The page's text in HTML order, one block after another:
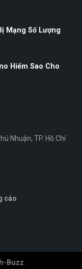
Mạng Số Lượng
Hiếm Sao Cho
Nhuận, TP. Hồ Chí
cáo
Buzz.